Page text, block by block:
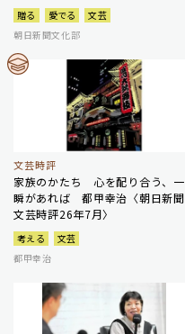
贈る 愛でる
文芸
朝日新聞文化部
文芸時評
家族のかたち 心を配り合う、一
瞬があれば 都甲幸治〈朝日新聞
文芸時評26年7月〉
考える
文芸
都甲幸治